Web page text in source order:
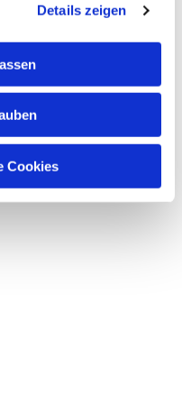
Details zeigen
Cookies
auch